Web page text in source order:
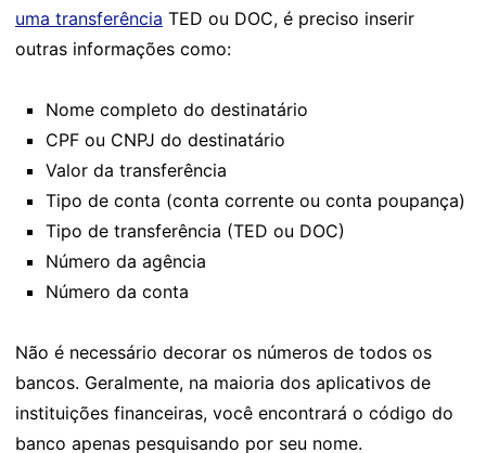
uma transferência TED ou DOC, é preciso inserir
outras informações como:
Nome completo do destinatário
CPF ou CNPJ do destinatário
Valor da transferência
Tipo de conta (conta corrente ou conta poupança)
Tipo de transferência (TED ou DOC)
Número da agência
Número da conta
Não é necessário decorar os números de todos os
bancos. Geralmente, na maioria dos aplicativos de
instituições financeiras, você encontrará o código do
banco apenas pesquisando por seu nome.